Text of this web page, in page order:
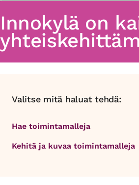
Innokylä on
Valitse mitä haluat tehdä:
Hae toimintamalleja
Kehitä ja kuvaa toimintamalleja